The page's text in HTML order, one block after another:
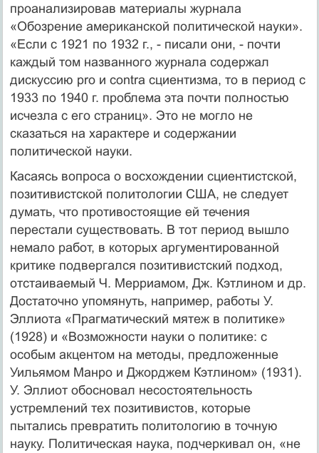
проанализировав материалы журнала
«Обозрение американской политической науки».
«Если с 1921 по 1932 г., - писали они, - почти
каждый том названного журнала содержал
дискуссию pro и contra сциентизма, то в период с
1933 по 1940 г. проблема эта почти полностью
исчезла с его страниц». Это не могло не
сказаться на характере и содержании
политической науки.
Касаясь вопроса о восхождении сциентистской,
позитивистской политологии США, не следует
думать, что противостоящие ей течения
перестали существовать. В тот период вышло
немало работ, в которых аргументированной
критике подвергался позитивистский подход,
отстаиваемый Ч. Мерриамом, Дж. Кэтлином и др.
Достаточно упомянуть, например, работы У.
Эллиота «Прагматический мятеж в политике»
(1928) и «Возможности науки о политике: с
особым акцентом на методы, предложенные
Уильямом Манро и Джорджем Кэтлином» (1931).
У. Эллиот обосновал несостоятельность
устремлений тех позитивистов, которые
пытались превратить политологию в точную
науку. Политическая наука, подчеркивал он, «не